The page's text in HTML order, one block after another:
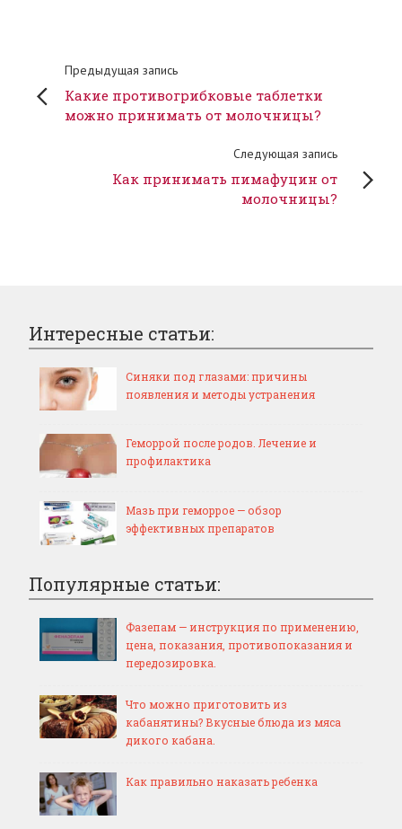
Предыдущая запись
Какие противогрибковые таблетки
можно принимать от молочницы?
Следующая запись
Как принимать пимафуцин от
молочницы?
Интересные статьи:
Синяки под глазами: причины
появления и методы устранения
Геморрой после родов. Лечение и
профилактика
Мазь при геморрое — обзор
эффективных препаратов
Популярные статьи:
Фазепам — инструкция по применению,
цена, показания, противопоказания и
передозировка.
Что можно приготовить из
кабанятины? Вкусные блюда из мяса
дикого кабана.
Как правильно наказать ребенка